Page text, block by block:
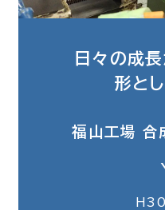
日々の成
形と
福山工場 合